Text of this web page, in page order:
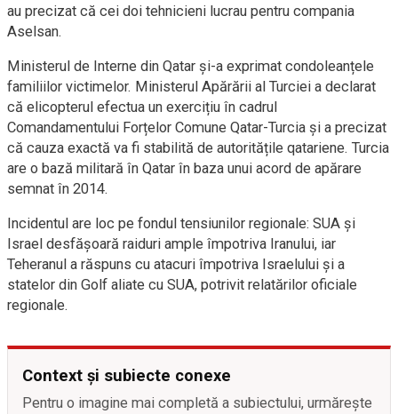
au precizat că cei doi tehnicieni lucrau pentru compania
Aselsan.
Ministerul de Interne din Qatar și-a exprimat condoleanțele
familiilor victimelor. Ministerul Apărării al Turciei a declarat
că elicopterul efectua un exercițiu în cadrul
Comandamentului Forțelor Comune Qatar-Turcia și a precizat
că cauza exactă va fi stabilită de autoritățile qatariene. Turcia
are o bază militară în Qatar în baza unui acord de apărare
semnat în 2014.
Incidentul are loc pe fondul tensiunilor regionale: SUA și
Israel desfășoară raiduri ample împotriva Iranului, iar
Teheranul a răspuns cu atacuri împotriva Israelului și a
statelor din Golf aliate cu SUA, potrivit relatărilor oficiale
regionale.
Context și subiecte conexe
Pentru o imagine mai completă a subiectului, urmărește